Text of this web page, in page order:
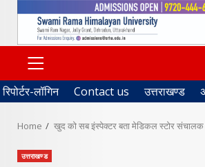
PRIMARY
MENU
रिपोर्टर-लॉगिन Contact us उत्तराखण्ड
Home खुद को सब इंस्पेक्टर बता मेडिकल स्टोर
उत्तराखण्ड